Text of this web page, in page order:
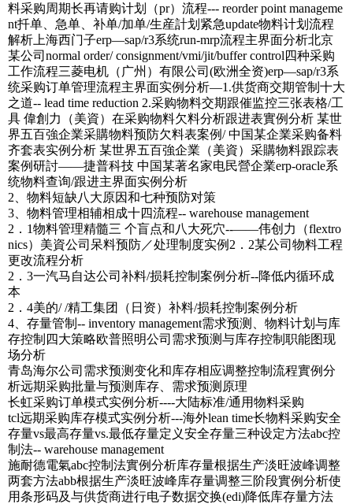
料采购周期长再请购计划（pr）流程--- reorder point manageme
nt扦单、急单、补单/加单/生産計划紧急update物料计划流程
解析上海西门子erp—sap/r3系统run-mrp流程主界面分析北京
某公司normal order/ consignment/vmi/jit/buffer control四种采购
工作流程三菱电机（广州）有限公司(欧洲全资)erp—sap/r3系
统采购订单管理流程主界面实例分析—1.供货商交期管制十大
之道-- lead time reduction 2.采购物料交期跟催监控三张表格/工
具 偉創力（美資）在采购物料欠料分析跟进表實例分析 某世
界五百強企業采購物料预防欠料表案例/ 中国某企業采购备料
齐套表实例分析 某世界五百強企業（美資）采購物料跟踪表
案例研討――捷普科技 中国某著名家电民營企業erp-oracle系
统物料查询/跟进主界面实例分析
2、物料短缺八大原因和七种预防对策
3、物料管理相辅相成十四流程-- warehouse management
2．1物料管理精髓三 个盲点和八大死穴--――伟创力（flextro
nics）美資公司呆料预防／处理制度实例2．2某公司物料工程
更改流程分析
2．3一汽马自达公司补料/损耗控制案例分析--降低内循环成
本
2．4美的/ /精工集团（日资）补料/损耗控制案例分析
4、存量管制-- inventory management需求预测、物料计划与库
存控制四大策略欧普照明公司需求预测与库存控制职能图现
场分析
青岛海尔公司需求预测变化和库存相应调整控制流程實例分
析远期采购批量与预测库存、需求预测原理
长虹采购订单模式实例分析----大陆标准/通用物料采购
tcl远期采购库存模式实例分析---海外lean time长物料采购安全
存量vs最高存量vs.最低存量定义安全存量三种设定方法abc控
制法-- warehouse management
施耐德電氣abc控制法實例分析库存量根据生产淡旺波峰调整
两套方法abb根据生产淡旺波峰库存量调整三阶段實例分析使
用条形码及与供货商进行电子数据交换(edi)降低库存量方法